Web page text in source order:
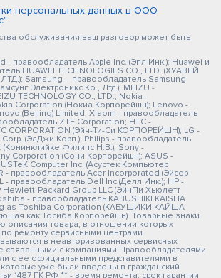
персональных данных в ООО
обслуживания ваш разговор может быть
- правообладатель Apple Inc. (Эпл Инк.); Huawei и
HUAWEI TECHNOLOGIES CO., LTD. (ХУАВЕЙ
Samsung – правообладатель Samsung
Электроникс Ко., Лтд.); MEIZU -
TECHNOLOGY CO., LTD.; Nokia -
Corporation (Нокиа Корпорейшн); Lenovo -
(Beijing) Limited; Xiaomi - правообладатель
ZTE Corporation; HTC -
CORPORATION (Эйч-Ти-Си КОРПОРЕЙШН); LG -
(ЭлДжи Корп.); Philips - правообладатель
(Конинклийке Филипс Н.В.); Sony -
Corporation (Сони Корпорейшн); ASUS -
Computer Inc. (Асустек Компьютер
- правообладатель Acer Incorporated (Эйсер
- правообладатель Dell Inc.(Делл Инк.); HP -
Hewlett-Packard Group LLC (ЭйчПи Хьюлетт
- правообладатель KABUSHIKI KAISHA
as Toshiba Corporation (КАБУШИКИ КАЙША
как Тосиба Корпорейшн). Товарные знаки
описания товара, в отношении которых
по ремонту сервисными центрами
в неавторизованных сервисных
связанными с компаниями Правообладателями
с ее официальными представителями в
уже были введены в гражданский
1487 ГК РФ ** - время ремонта, срок гарантии